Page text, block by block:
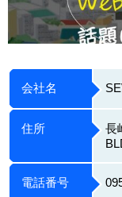
会社名
住所
長
電話番号